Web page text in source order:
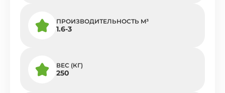
ПРОИЗВОДИТЕЛЬНОСТЬ M³
1.6-3
ВЕС (КГ)
250